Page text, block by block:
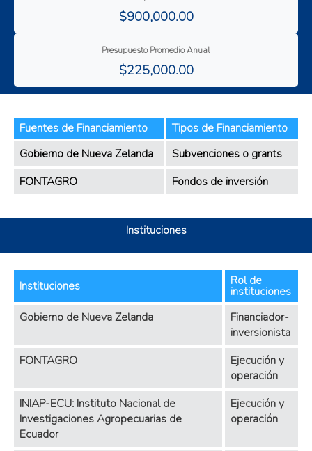
$900,000.00
Presupuesto Promedio Anual
$225,000.00
Fuentes de Financiamiento
Tipos de Financiamiento
Gobierno de Nueva Zelanda
Subvenciones o grants
FONTAGRO
Fondos de inversión
Instituciones
Instituciones Rol de
instituciones
Gobierno de Nueva Zelanda
Financiador-
inversionista
FONTAGRO
Ejecución y
operación
INIAP-ECU: Instituto Nacional de
Investigaciones Agropecuarias de
Ecuador
Ejecución y
operación